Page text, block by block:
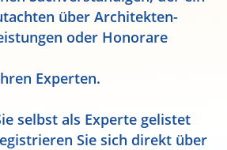
über Architekten-
oder Honorare
Experten.
selbst als Experte gelistet
Sie sich direkt über